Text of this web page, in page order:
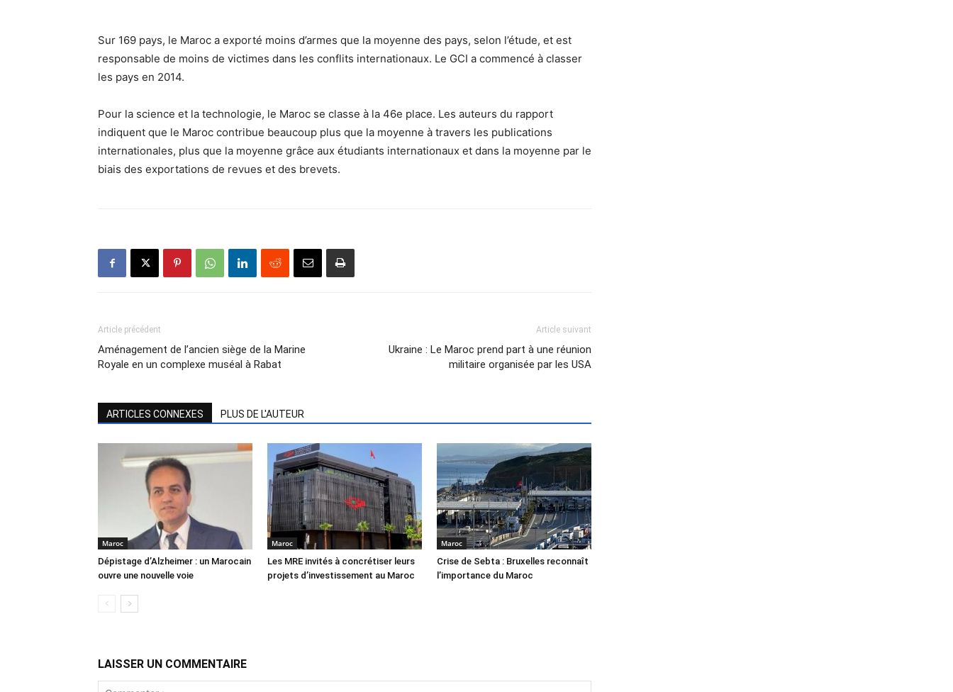
Sur 169 pays, le Maroc a exporté moins d’armes que la moyenne des pays, selon l’étude, et est
responsable de moins de victimes dans les conflits internationaux. Le GCI a commencé à classer
les pays en 2014.
Pour la science et la technologie, le Maroc se classe à la 46e place. Les auteurs du rapport
indiquent que le Maroc contribue beaucoup plus que la moyenne à travers les publications
internationales, plus que la moyenne grâce aux étudiants internationaux et dans la moyenne par le
biais des exportations de revues et des brevets.
Article précédent
Aménagement de l’ancien siège de la Marine
Royale en un complexe muséal à Rabat
Article suivant
Ukraine : Le Maroc prend part à une réunion
militaire organisée par les USA
ARTICLES CONNEXES PLUS DE L'AUTEUR
Maroc
Dépistage d’Alzheimer : un Marocain
ouvre une nouvelle voie
Maroc
Les MRE invités à concrétiser leurs
projets d’investissement au Maroc
Maroc
Crise de Sebta : Bruxelles reconnaît
l’importance du Maroc
LAISSER UN COMMENTAIRE